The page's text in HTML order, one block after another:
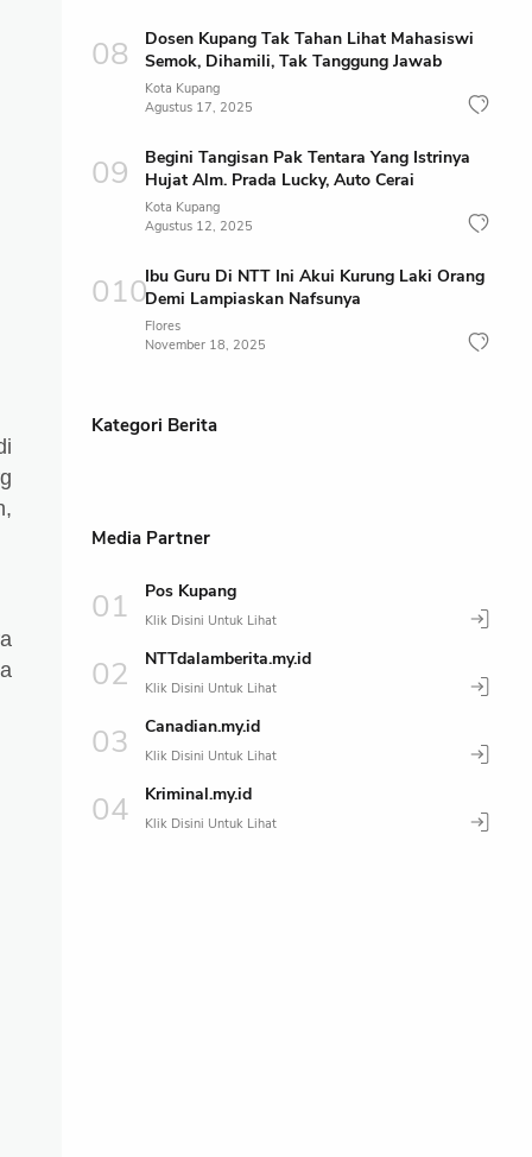
Dosen Kupang Tak Tahan Lihat Mahasiswi
Semok, Dihamili, Tak Tanggung Jawab
Kota Kupang
Agustus 17, 2025
Begini Tangisan Pak Tentara Yang Istrinya
Hujat Alm. Prada Lucky, Auto Cerai
Kota Kupang
Agustus 12, 2025
Ibu Guru Di NTT Ini Akui Kurung Laki Orang
Demi Lampiaskan Nafsunya
Flores
November 18, 2025
Kategori Berita
Media Partner
Pos Kupang
NTTdalamberita.my.id
Canadian.my.id
Kriminal.my.id